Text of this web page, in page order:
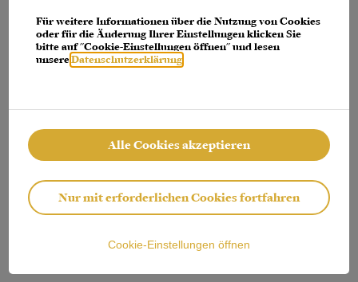
Für weitere Informationen über die Nutzung von Cookies
oder für die Änderung Ihrer Einstellungen klicken Sie
bitte auf "Cookie-Einstellungen öffnen" und lesen
unsereDatenschutzerklärung
Alle Cookies akzeptieren
Nur mit erforderlichen Cookies fortfahren
Cookie-Einstellungen öffnen